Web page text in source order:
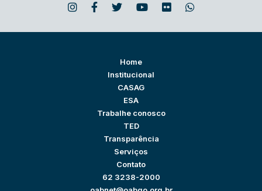
Home
Institucional
CASAG
ESA
Trabalhe conosco
TED
Transparência
Serviços
Contato
62 3238-2000